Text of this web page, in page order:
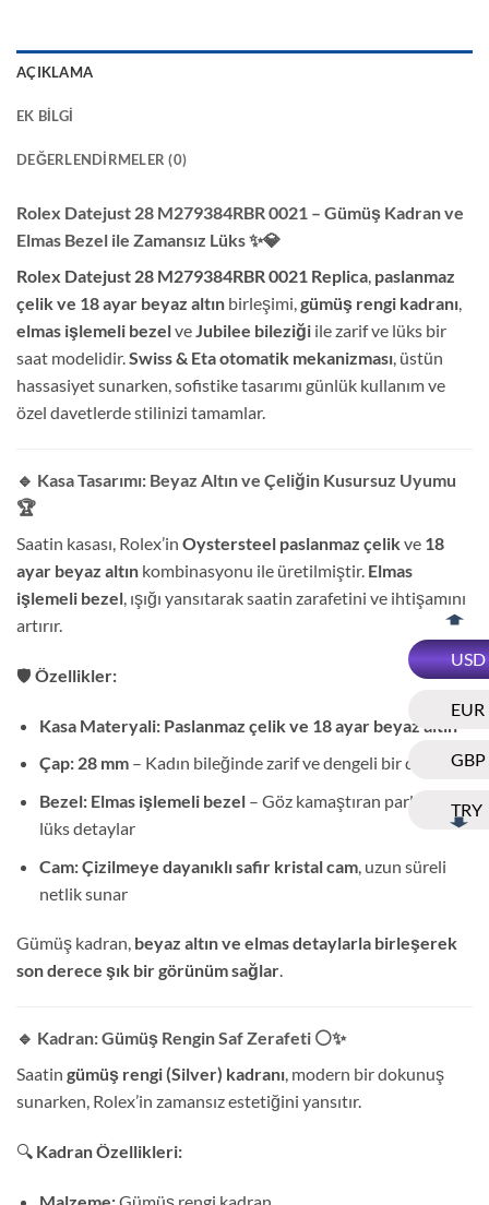
USD
EUR
GBP
TRY
AÇIKLAMA
EK BILGI
DEĞERLENDIRMELER (0)
Rolex Datejust 28 M279384RBR 0021 – Gümüş Kadran ve
Elmas Bezel ile Zamansız Lüks✨💎
Rolex Datejust 28 M279384RBR 0021 Replica, paslanmaz
çelik ve 18 ayar beyaz altın birleşimi,gümüş rengi kadranı,
elmas işlemeli bezelveJubilee bileziği ile zarif ve lüks bir
saat modelidir.Swiss & Eta otomatik mekanizması, üstün
hassasiyet sunarken, sofistike tasarımı günlük kullanım ve
özel davetlerde stilinizi tamamlar.
🔹 Kasa Tasarımı: Beyaz Altın ve Çeliğin Kusursuz Uyumu
🏆
Saatin kasası, Rolex’in Oystersteel paslanmaz çelikve 18
ayar beyaz altın kombinasyonu ile üretilmiştir. Elmas
işlemeli bezel, ışığı yansıtarak saatin zarafetini ve ihtişamını
artırır.
🛡️ Özellikler:
Kasa Materyali: Paslanmaz çelik ve 18 ayar beyaz altın
Çap: 28 mm– Kadın bileğinde zarif ve dengeli bir duruş
Bezel: Elmas işlemeli bezel– Göz kamaştıran parlaklık ve
lüks detaylar
Cam:Çizilmeye dayanıklı safir kristal cam, uzun süreli
netlik sunar
Gümüş kadran, beyaz altın ve elmas detaylarla birleşerek
son derece şık bir görünüm sağlar.
🔹 Kadran: Gümüş Rengin Saf Zerafeti ⚪✨
Saatin gümüş rengi (Silver) kadranı, modern bir dokunuş
sunarken, Rolex’in zamansız estetiğini yansıtır.
🔍 Kadran Özellikleri: